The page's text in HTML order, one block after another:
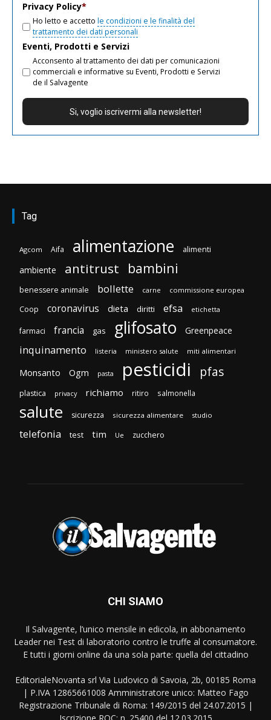
Privacy Policy*
Ho letto e accetto le condizioni e le finalità del
trattamento dei dati personali
Eventi, Prodotti e Servizi
Acconsento al trattamento dei dati per comunicazioni
commerciali e informative su Eventi, Prodotti e Servizi
de il Salvagente
Tag
Agcom Aifa alimentazione alimenti
ambiente antitrust bambini
benessere animale bollette carne commissione europea
Coop coronavirus dieta diritti efsa etichetta
farmaci francia gas glifosato Greenpeace
inquinamento listeria ministero salute miti alimentari
Monsanto Ogm pasta pesticidi pfas
plastica privacy richiamo ritiro salmonella
salute sicurezza sicurezza alimentare studio
telefonia test tim Ue zucchero
CHI SIAMO
Il Salvagente, l’unico mensile in edicola, in abbonamento
Leader nei Test di laboratorio contro le truffe al consumatore.
E tutti i giorni online da una sola parte: quella del cittadino
EditorialeNovanta srl Via Ludovico di Savoia, 2b, 00185 Roma
| P.IVA 12865661008 Amministratore unico: Matteo Fago
Registrazione Tribunale di Roma: 149/2015 del 24.07.2015 |